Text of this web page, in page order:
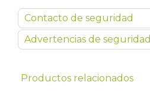
Contacto de seguridad
Advertencias de seguridad
Productos relacionados